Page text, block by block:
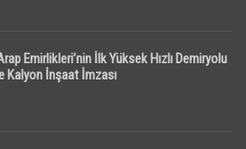
Emirlikleri’nin İlk Yüksek Hızlı Demiryolu
Kalyon İnşaat İmzası